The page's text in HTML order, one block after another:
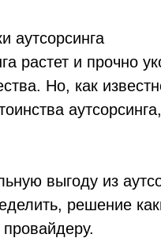
аутсорсинга
растет и прочно
Но, как
выгоду из
решение